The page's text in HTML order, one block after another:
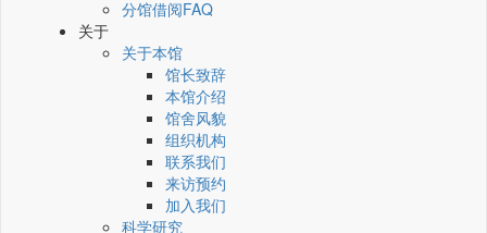
分馆借阅FAQ
关于
关于本馆
馆长致辞
本馆介绍
馆舍风貌
组织机构
联系我们
来访预约
加入我们
科学研究